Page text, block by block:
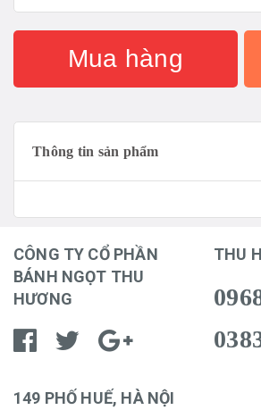
Mua hàng
Thông tin sản phẩm
CÔNG TY CỔ PHẦN
BÁNH NGỌT THU
HƯƠNG
THU
149 PHỐ HUẾ, HÀ NỘI